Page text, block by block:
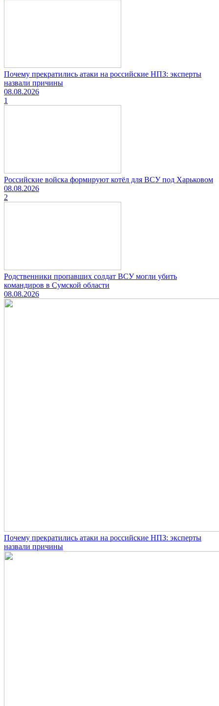
Почему прекратились атаки на российские НПЗ: эксперты
назвали причины
08.08.2026
1
Российские войска формируют котёл для ВСУ под Харьковом
08.08.2026
2
Родственники пропавших солдат ВСУ могли убить
командиров в Сумской области
08.08.2026
Почему прекратились атаки на российские НПЗ: эксперты
назвали причины